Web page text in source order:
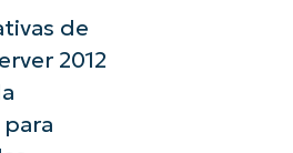
de
2012
en IA de NinjaOne!